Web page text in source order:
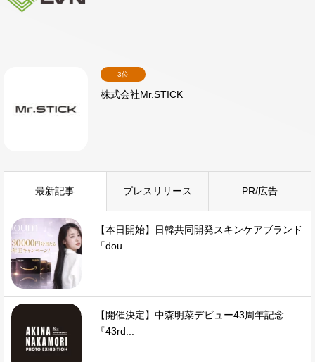
3位
株式会社Mr.STICK
最新記事 プレスリリース PR/広告
【本日開始】日韓共同開発スキンケアブランド
「dou...
【開催決定】中森明菜デビュー43周年記念
『43rd...